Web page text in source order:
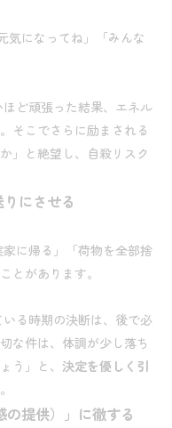
気になってね」「みんな
ど頑張った結果、エネル
そこでさらに励まされる
」と絶望し、自殺リスク
にさせる
家に帰る」「荷物を全部捨
とがあります。
る時期の決断は、後で必
な件は、体調が少し落ち
う」と、 決定を優しく引
提供）」に徹する